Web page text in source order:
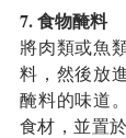
7. 食物醃料​
將肉類或魚
料，然後放
醃料的味道
食材，並置